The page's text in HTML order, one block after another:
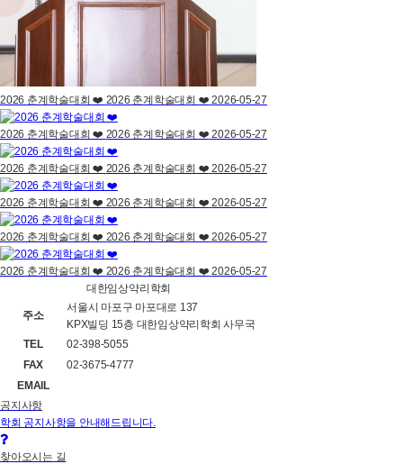
2026 춘계학술대회 ❤️ 2026 춘계학술대회 ❤️ 2026-05-27
2026 춘계학술대회 ❤️ 2026 춘계학술대회 ❤️ 2026-05-27
2026 춘계학술대회 ❤️ 2026 춘계학술대회 ❤️ 2026-05-27
2026 춘계학술대회 ❤️ 2026 춘계학술대회 ❤️ 2026-05-27
2026 춘계학술대회 ❤️ 2026 춘계학술대회 ❤️ 2026-05-27
2026 춘계학술대회 ❤️ 2026 춘계학술대회 ❤️ 2026-05-27
대한임상약리학회
주소
서울시 마포구 마포대로 137
KPX빌딩 15층 대한임상약리학회 사무국
TEL
02-398-5055
FAX
02-3675-4777
EMAIL
공지사항
학회 공지사항을 안내해드립니다.
찾아오시는 길